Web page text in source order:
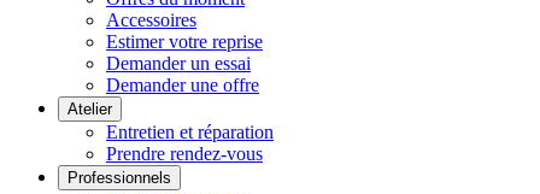
Accessoires
Estimer votre reprise
Demander un essai
Demander une offre
Atelier
Entretien et réparation
Prendre rendez-vous
Professionnels